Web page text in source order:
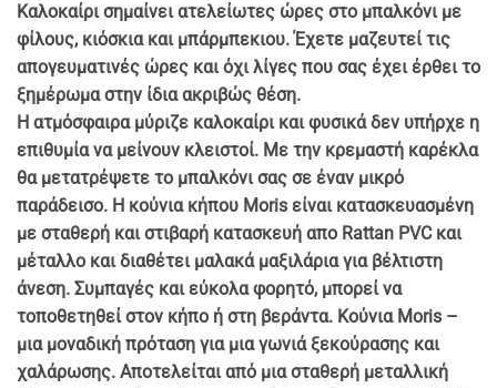
Καλοκαίρι σημαίνει ατελείωτες ώρες στο μπαλκόνι με
φίλους, κιόσκια και μπάρμπεκιου. Έχετε μαζευτεί τις
απογευματινές ώρες και όχι λίγες που σας έχει έρθει το
ξημέρωμα στην ίδια ακριβώς θέση.
Η ατμόσφαιρα μύριζε καλοκαίρι και φυσικά δεν υπήρχε η
επιθυμία να μείνουν κλειστοί. Με την κρεμαστή καρέκλα
θα μετατρέψετε το μπαλκόνι σας σε έναν μικρό
παράδεισο. Η κούνια κήπου Moris είναι κατασκευασμένη
με σταθερή και στιβαρή κατασκευή απο Rattan PVC και
μέταλλο και διαθέτει μαλακά μαξιλάρια για βέλτιστη
άνεση. Συμπαγές και εύκολα φορητό, μπορεί να
τοποθετηθεί στον κήπο ή στη βεράντα. Κούνια Moris –
μια μοναδική πρόταση για μια γωνιά ξεκούρασης και
χαλάρωσης. Αποτελείται από μια σταθερή μεταλλική